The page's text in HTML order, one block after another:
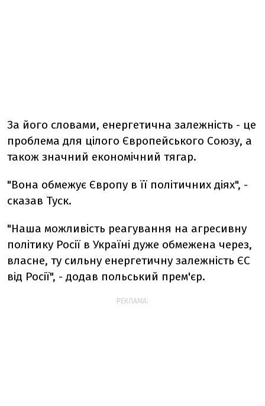
За його словами, енергетична залежність - це
проблема для цілого Європейського Союзу, а
також значний економічний тягар.
"Вона обмежує Європу в її політичних діях", -
сказав Туск.
"Наша можливість реагування на агресивну
політику Росії в Україні дуже обмежена через,
власне, ту сильну енергетичну залежність ЄС
від Росії", - додав польський прем'єр.
РЕКЛАМА: